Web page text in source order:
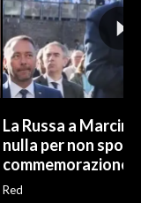
La Russa a
nulla per non
commemorazione
Red